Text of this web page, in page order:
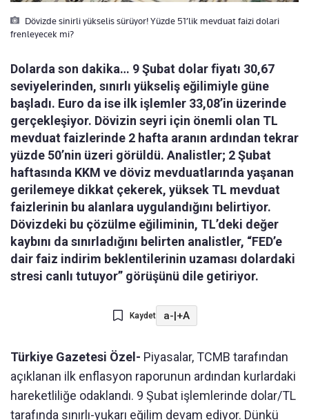
Dövizde sinirli yükselis sürüyor! Yüzde 51’lik mevduat faizi dolari
frenleyecek mi?
Dolarda son dakika… 9 Şubat dolar fiyatı 30,67
seviyelerinden, sınırlı yükseliş eğilimiyle güne
başladı. Euro da ise ilk işlemler 33,08’in üzerinde
gerçekleşiyor. Dövizin seyri için önemli olan TL
mevduat faizlerinde 2 hafta aranın ardından tekrar
yüzde 50’nin üzeri görüldü. Analistler; 2 Şubat
haftasında KKM ve döviz mevduatlarında yaşanan
gerilemeye dikkat çekerek, yüksek TL mevduat
faizlerinin bu alanlara uygulandığını belirtiyor.
Dövizdeki bu çözülme eğiliminin, TL’deki değer
kaybını da sınırladığını belirten analistler, “FED’e
dair faiz indirim beklentilerinin uzaması dolardaki
stresi canlı tutuyor” görüşünü dile getiriyor.
Kaydet a-|+A
Türkiye Gazetesi Özel- Piyasalar, TCMB tarafından
açıklanan ilk enflasyon raporunun ardından kurlardaki
hareketliliğe odaklandı. 9 Şubat işlemlerinde dolar/TL
tarafında sınırlı-yukarı eğilim devam ediyor. Dünkü